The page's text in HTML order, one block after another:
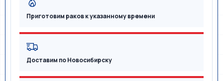
Приготовим раков к указанному времени
Доставим по Новосибирску